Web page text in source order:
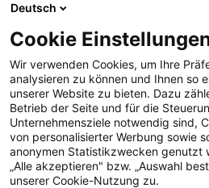
Berater in Ihrer Nähe gesucht? Mit
Facebook
Deutsch
Cookie
Wir verwenden Cookies, um Ihre
analysieren zu können und Ihnen so
unserer Website zu bieten. Dazu
Betrieb der Seite und für die
Unternehmensziele notwendig sind,
von personalisierter Werbung sowie
anonymen Statistikzwecken genutzt
„Alle akzeptieren" bzw. „Auswahl
unserer Cookie-Nutzung zu.